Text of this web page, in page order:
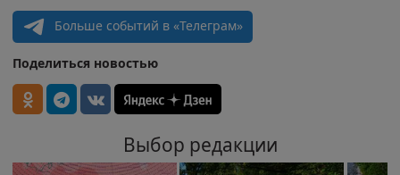
Больше событий в «Телеграм»
Поделиться новостью
Выбор редакции